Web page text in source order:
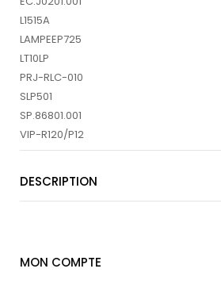
DESCRIPTION
L1515A
LAMPEEP725
LT10LP
PRJ-RLC-010
SLP501
SP.86801.001
VIP-R120/P12
MON COMPTE